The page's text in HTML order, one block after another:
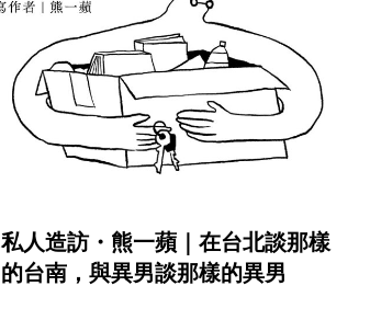
私人造訪・熊一蘋｜在台北談那樣
的台南，與異男談那樣的異男